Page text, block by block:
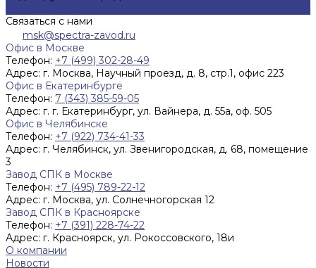
Связаться с нами
msk@spectra-zavod.ru
Офис в Москве
Телефон: +7 (499) 302-28-49
Адрес: г. Москва, Научный проезд, д. 8, стр.1, офис 223
Офис в Екатеринбурге
Телефон: 7 (343) 385-59-05
Адрес: г. г. Екатеринбург, ул. Вайнера, д. 55а, оф. 505
Офис в Челябинске
Телефон: +7 (922) 734-41-33
Адрес: г. Челябинск, ул. Звенигородская, д. 68, помещение
3
Завод СПК в Москве
Телефон: +7 (495) 789-22-12
Адрес: г. Москва, ул. Солнечногорская 12
Завод СПК в Красноярске
Телефон: +7 (391) 228-74-22
Адрес: г. Красноярск, ул. Рокоссовского, 18и
О компании
Новости